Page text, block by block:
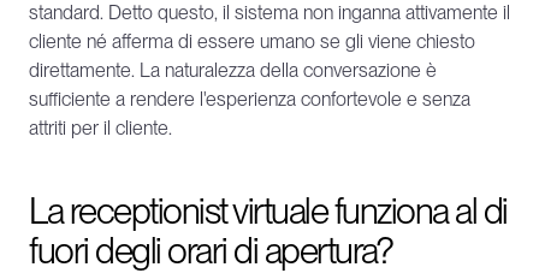
standard. Detto questo, il sistema non inganna attivamente il
cliente né afferma di essere umano se gli viene chiesto
direttamente. La naturalezza della conversazione è
sufficiente a rendere l'esperienza confortevole e senza
attriti per il cliente.
La receptionist virtuale funziona al di
fuori degli orari di apertura?